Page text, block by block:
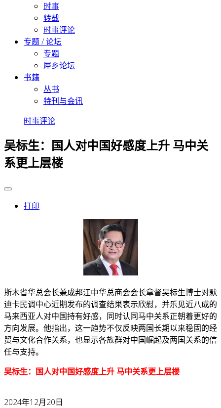
时事
转载
时事评论
专题 / 论坛
专题
犀乡论坛
书籍
丛书
特刊与会讯
时事评论
吴标生：国人对中国好感度上升 马中关
系更上层楼
打印
斯木省华总会长兼成邦江中华总商会会长拿督吴标生博士对默
迪卡民调中心近期发布的调查结果表示欣慰，并乐见近八成的
马来西亚人对中国持有好感，同时认同马中关系正朝着更好的
方向发展。他指出，这一趋势不仅反映两国长期以来稳固的经
贸与文化合作关系，也显示各族群对中国崛起及两国关系的信
任与支持。
吴标生：国人对中国好感度上升 马中关系更上层楼
2024年12月20日